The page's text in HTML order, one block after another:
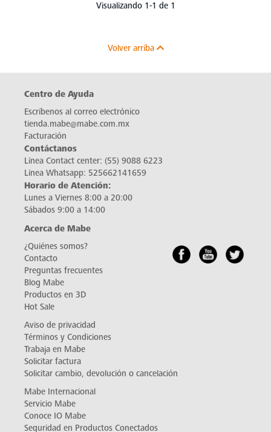
Visualizando 1-1 de 1
Volver arriba
Centro de Ayuda
Escríbenos al correo electrónico
tienda.mabe@mabe.com.mx
Facturación
Contáctanos
Línea Contact center: (55) 9088 6223
Línea Whatsapp: 525662141659
Horario de Atención:
Lunes a Viernes 8:00 a 20:00
Sábados 9:00 a 14:00
Acerca de Mabe
¿Quiénes somos?
Contacto
Preguntas frecuentes
Blog Mabe
Productos en 3D
Hot Sale
Aviso de privacidad
Términos y Condiciones
Trabaja en Mabe
Solicitar factura
Solicitar cambio, devolución o cancelación
Mabe Internacional
Servicio Mabe
Conoce IO Mabe
Seguridad en Productos Conectados